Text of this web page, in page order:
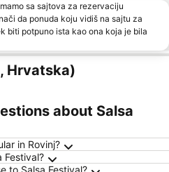
sa sajtova za rezervaciju
da ponuda koju vidiš na sajtu za
biti potpuno ista kao ona koja je bila
Hrvatska)
about Salsa
in Rovinj?
Festival?
to Salsa Festival?